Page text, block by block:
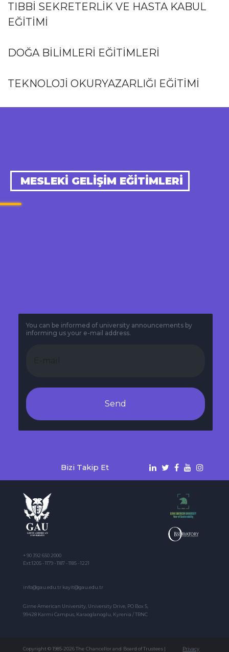
TIBBI SEKRETERLIK VE HASTA KABUL
EĞITIMI
DOĞA BILIMLERI EĞITIMLERI
TEKNOLOJI OKURYAZARLIĞI EĞITIMI
MESLEKI GELIŞIM EĞITIMLERI
You can be informed of university announcements by
informing us your e-mail address.
Send
Bizi Takip Et
+ 90 392 650 2000
Ext:1205 - 1179 - 1187 - 1185 - 1221
info@gau.edu.tr kayit@gau.edu.tr
Girne American University, University Drive, PO Box 5,
99428 Karmi Campus, Karaoglanoglu, Kyrenia / TRNC
Copyright © 1985-2026 The Chancellor and Board of Trustees | Privacy